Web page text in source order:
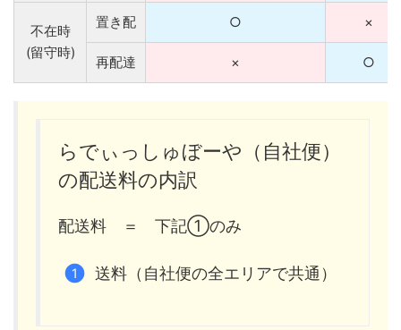
不在時
(留守時)
置き配 ○ ×
再配達 × ○
らでぃっしゅぼーや（自社便）
の配送料の内訳
配送料 ＝ 下記①のみ
送料（自社便の全エリアで共通）